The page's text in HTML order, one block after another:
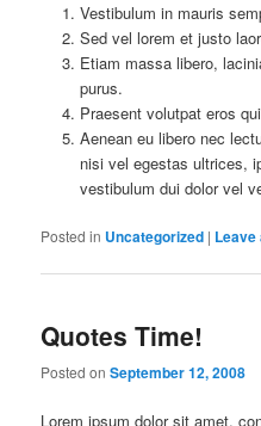
Vestibulum in mauris
Sed vel lorem et justo
Etiam massa libero,
purus.
Praesent volutpat eros
Aenean eu libero nec
nisi vel egestas ultrices,
vestibulum dui dolor vel
Posted in Uncategorized | Leave
Quotes Time!
Posted onSeptember 12, 2008
Lorem ipsum dolor sit amet,